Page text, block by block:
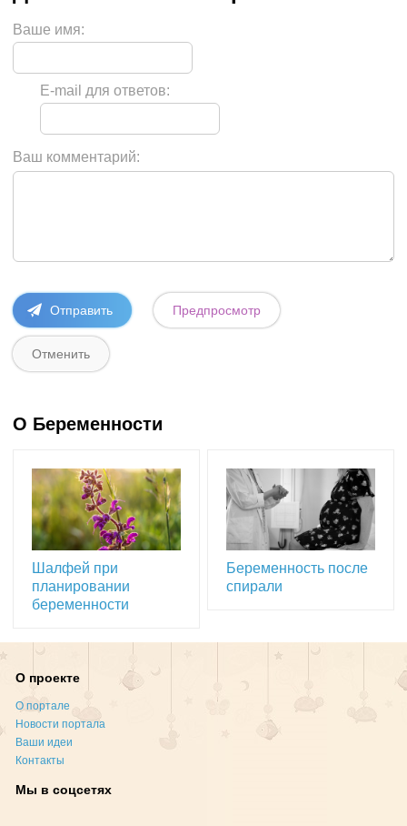
Ваше имя:
E-mail для ответов:
Ваш комментарий:
О Беременности
Шалфей при
планировании
беременности
Беременность после
спирали
О проекте
О портале
Новости портала
Ваши идеи
Контакты
Мы в соцсетях